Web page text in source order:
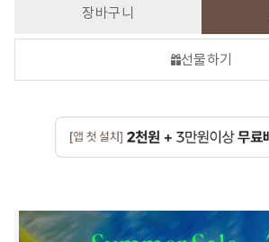
장바구니
선물하기